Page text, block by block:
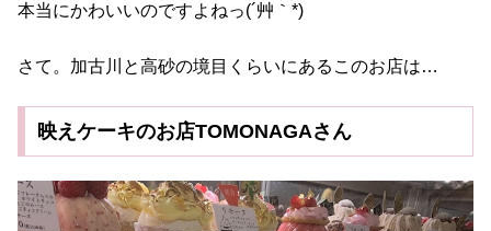
本当にかわいいのですよねっ(´艸｀*)
さて。加古川と高砂の境目くらいにあるこのお店は…
映えケーキのお店TOMONAGAさん